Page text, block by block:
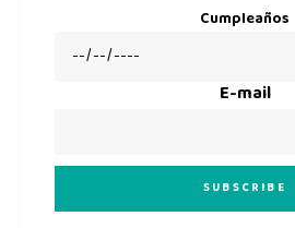
Cumpleaños
E-mail